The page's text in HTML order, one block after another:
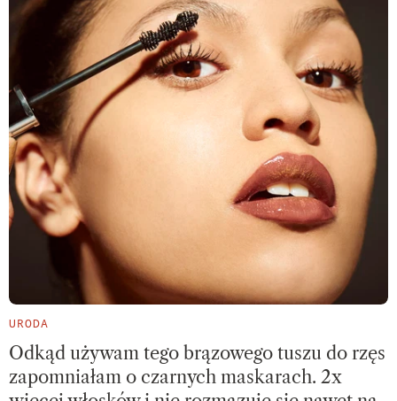
URODA
Odkąd używam tego brązowego tuszu do rzęs
zapomniałam o czarnych maskarach. 2x